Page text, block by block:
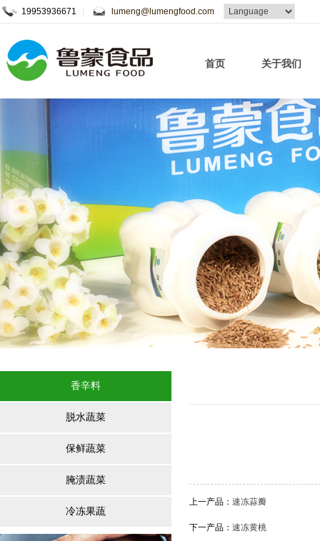
19953936671 lumeng@lumengfood.com
首页 关于我们
香辛料
脱水蔬菜
保鲜蔬菜
腌渍蔬菜
冷冻果蔬
上一产品 ： 速冻蒜瓣
下一产品 ： 速冻黄桃